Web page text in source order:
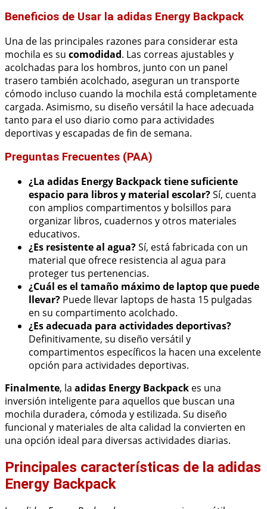
Beneficios de Usar la adidas Energy Backpack
Una de las principales razones para considerar esta
mochila es su comodidad. Las correas ajustables y
acolchadas para los hombros, junto con un panel
trasero también acolchado, aseguran un transporte
cómodo incluso cuando la mochila está completamente
cargada. Asimismo, su diseño versátil la hace adecuada
tanto para el uso diario como para actividades
deportivas y escapadas de fin de semana.
Preguntas Frecuentes (PAA)
¿La adidas Energy Backpack tiene suficiente
espacio para libros y material escolar?Sí, cuenta
con amplios compartimentos y bolsillos para
organizar libros, cuadernos y otros materiales
educativos.
¿Es resistente al agua?Sí, está fabricada con un
material que ofrece resistencia al agua para
proteger tus pertenencias.
¿Cuál es el tamaño máximo de laptop que puede
llevar? Puede llevar laptops de hasta 15 pulgadas
en su compartimento acolchado.
¿Es adecuada para actividades deportivas?
Definitivamente, su diseño versátil y
compartimentos específicos la hacen una excelente
opción para actividades deportivas.
Finalmente, la adidas Energy Backpack es una
inversión inteligente para aquellos que buscan una
mochila duradera, cómoda y estilizada. Su diseño
funcional y materiales de alta calidad la convierten en
una opción ideal para diversas actividades diarias.
Principales características de la adidas
Energy Backpack